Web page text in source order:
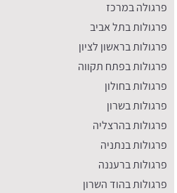
פרגולה במרכז
פרגולות בתל אביב
פרגולות בראשון לציון
פרגולות בפתח תקווה
פרגולות בחולון
פרגולות בשרון
פרגולות בהרצליה
פרגולות בנתניה
פרגולות ברעננה
​פרגולות בהוד השרון